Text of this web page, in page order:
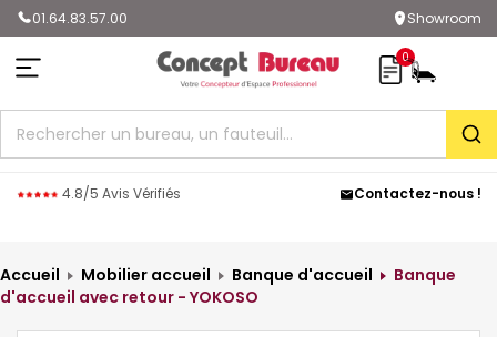
01.64.83.57.00 Showroom
0
4.8/5 Avis Vérifiés Contactez-nous !
Accueil Mobilier accueil Banque d'accueil
Banque
d'accueil avec retour - YOKOSO